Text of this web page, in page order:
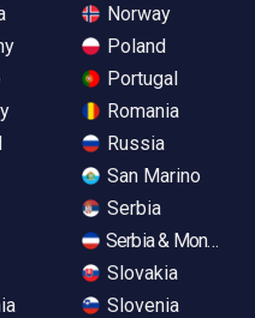
Norway
Poland
Portugal
Romania
Russia
San Marino
Serbia
Serbia &
Slovakia
Slovenia